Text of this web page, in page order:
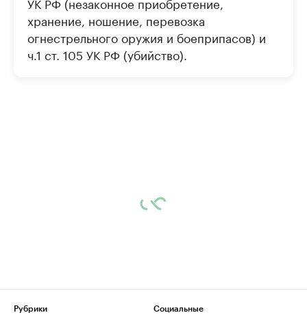
хранение, ношение, перевозка
огнестрельного оружия и боеприпасов) и
ч.1 ст. 105 УК РФ (убийство).
Рубрики
Социальные